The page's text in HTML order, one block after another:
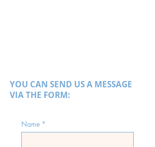
YOU CAN SEND US A MESSAGE
VIA THE FORM:
Name *